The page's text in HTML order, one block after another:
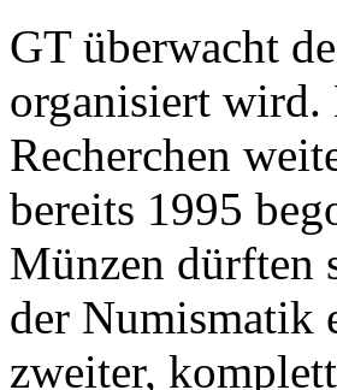
GT überwacht
organisiert wird.
Recherchen
bereits 1995
Münzen dürften
der Numismatik
zweiter,